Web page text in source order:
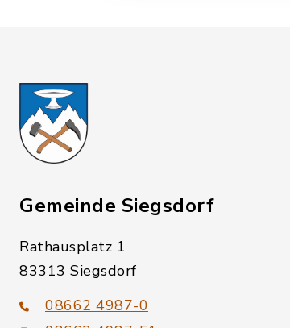
Gemeinde Siegsdorf
Rathausplatz 1
83313 Siegsdorf
08662 4987-0